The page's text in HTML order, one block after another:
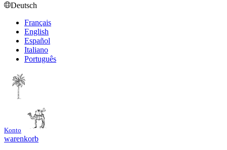
Deutsch
Français
English
Español
Italiano
Português
Konto
warenkorb